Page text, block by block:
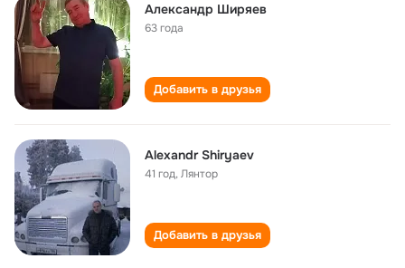
Александр Ширяев
63 года
Добавить в друзья
Alexandr Shiryaev
41 год,Лянтор
Добавить в друзья